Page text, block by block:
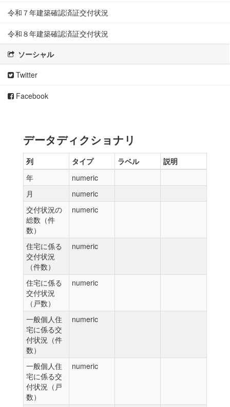
令和７年建築確認済証交付状況
令和８年建築確認済証交付状況
ソーシャル
Twitter
Facebook
データディクショナリ
列 タイプ ラベル
説明
年
numeric
月
numeric
交付状況の
総数（件
数）
numeric
住宅に係る
交付状況
（件数）
numeric
住宅に係る
交付状況
（戸数）
numeric
一般個人住
宅に係る交
付状況（件
数）
numeric
一般個人住
宅に係る交
付状況（戸
数）
numeric